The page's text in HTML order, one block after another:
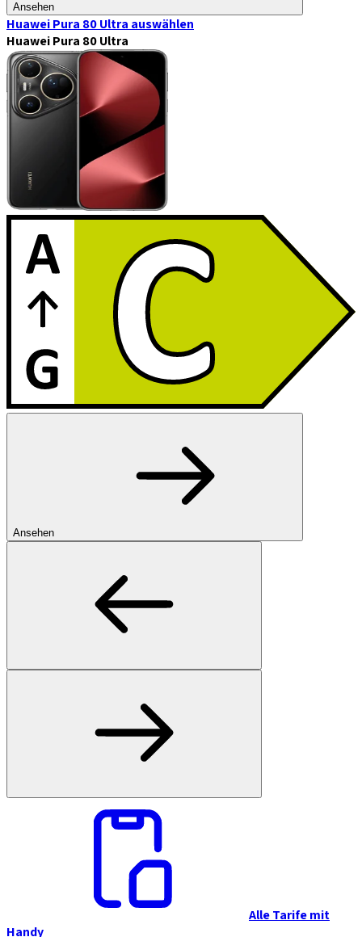
Ansehen
Huawei Pura 80 Ultra auswählen
Huawei Pura 80 Ultra
Ansehen
Alle Tarife mit
Handy